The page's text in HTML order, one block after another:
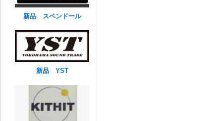
新品 スペンドール
新品 YST